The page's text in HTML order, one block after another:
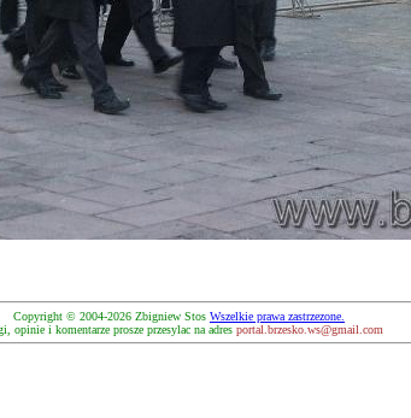
Copyright © 2004-2026 Zbigniew Stos Wszelkie prawa zastrzezone.
opinie i komentarze prosze przesylac na adres portal.brzesko.ws@gmail.com